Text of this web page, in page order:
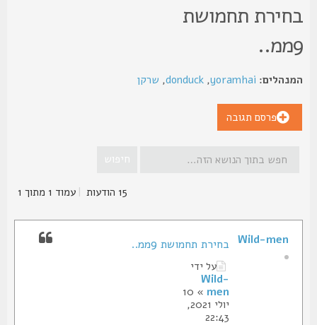
תחמושת
yoramhai
,
donduck
,שרקן
פרסם תגובה
|עמוד1מתוך1
בחירת תחמושת 9ממ..
על ידי
Wild-
men
» 10
יולי 2021,
22:43
Wild-men